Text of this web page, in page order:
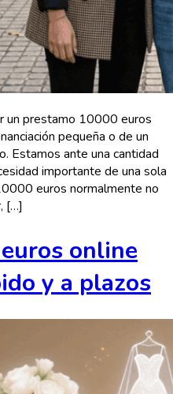
un prestamo 10000 euros
pequeña o de un
Estamos ante una cantidad
importante de una sola
euros normalmente no
[…]
online
y a plazos